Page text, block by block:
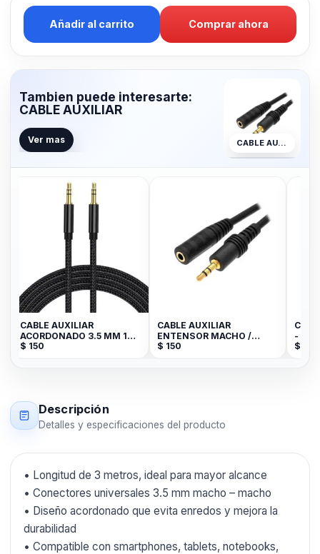
Añadir al carrito Comprar ahora
Tambien puede interesarte:
CABLE AUXILIAR
Ver mas CABLE AUXILIAR
CABLE AUXILIAR
ACORDONADO 3.5 MM 1
METRO
$ 150
CABLE AUXILIAR
ENTENSOR MACHO /
HEMBRA 1.5 METROS
$ 150
-
$
Descripción
Detalles y especificaciones del producto
• Longitud de 3 metros, ideal para mayor alcance
• Conectores universales 3.5 mm macho – macho
• Diseño acordonado que evita enredos y mejora la
durabilidad
• Compatible con smartphones, tablets, notebooks,